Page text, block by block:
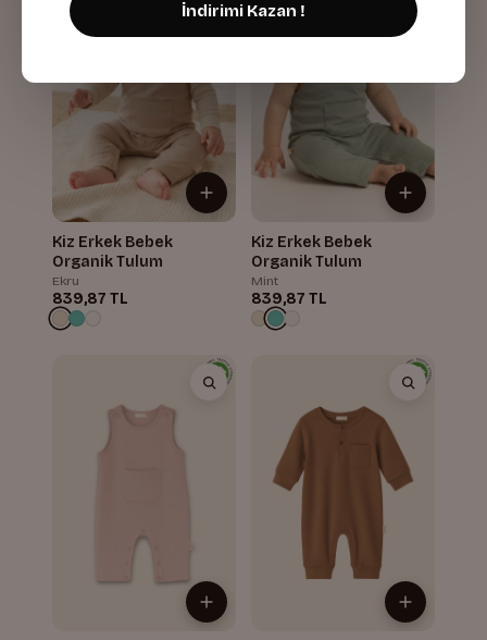
Kiz Erkek Bebek
Organik Tulum
Ekru
839,87 TL
Kiz Erkek Bebek
Organik Tulum
Mint
839,87 TL
İndirimi Kazan !